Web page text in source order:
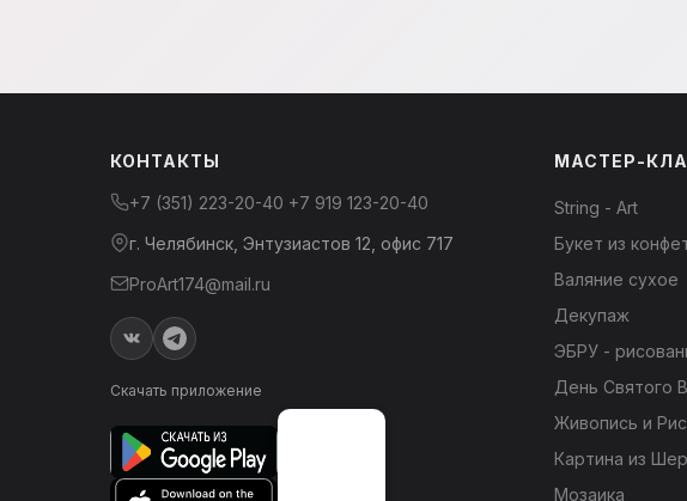
КОНТАКТЫ
+7 (351) 223-20-40 +7 919 123-20-40
г. Челябинск, Энтузиастов 12, офис 717
ProArt174@mail.ru
Скачать приложение
МАСТЕР-
String - Art
Букет из
Валяние сухое
Декупаж
ЭБРУ -
День Святого
Живопись и
Картина из
Мозаика